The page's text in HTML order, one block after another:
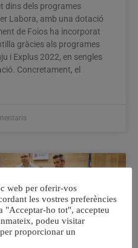
dins dels programes
Labora, amb una dotació
de Foios ha incorporat
gràcies als programes
i Explus 2022, en sengles
Concretament, el
web per oferir-vos
les vostres preferències
"Acceptar-ho tot", accepteu
podeu visitar
proporcionar un